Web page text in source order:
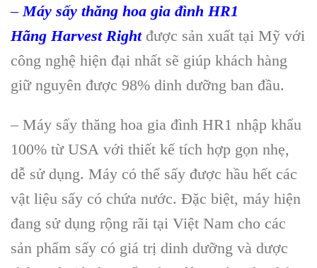
–Máy sấy thăng hoa gia đình HR1
Hãng Harvest Right được sản xuất tại Mỹ với
công nghệ hiện đại nhất sẽ giúp khách hàng
giữ nguyên được 98% dinh dưỡng ban đầu.
– Máy sấy thăng hoa gia đình HR1 nhập khẩu
100% từ USA với thiết kế tích hợp gọn nhẹ,
dễ sử dụng. Máy có thể sấy được hầu hết các
vật liệu sấy có chứa nước. Đặc biệt, máy hiện
đang sử dụng rộng rãi tại Việt Nam cho các
sản phẩm sấy có giá trị dinh dưỡng và dược